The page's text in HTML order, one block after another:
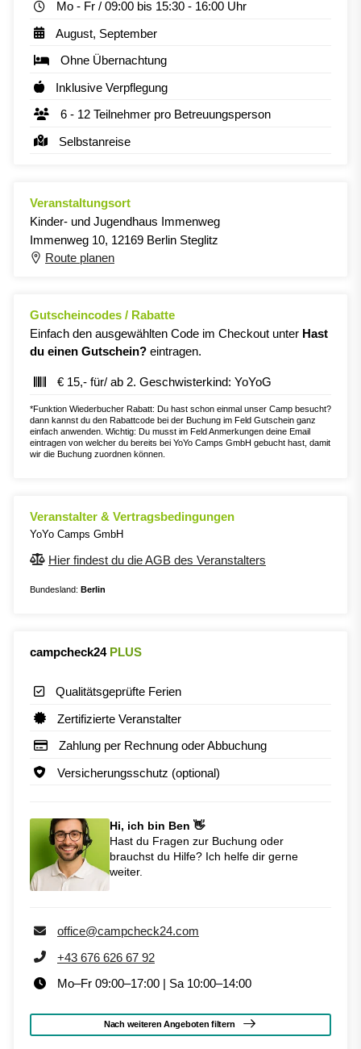
Mo - Fr / 09:00 bis 15:30 - 16:00 Uhr
August, September
Ohne Übernachtung
Inklusive Verpflegung
6 - 12 Teilnehmer pro Betreuungsperson
Selbstanreise
Veranstaltungsort
Kinder- und Jugendhaus Immenweg
Immenweg 10, 12169 Berlin Steglitz
Route planen
Gutscheincodes / Rabatte
Einfach den ausgewählten Code im Checkout unter Hast
du einen Gutschein? eintragen.
€ 15,- für/ ab 2. Geschwisterkind: YoYoG
*Funktion Wiederbucher Rabatt: Du hast schon einmal unser Camp besucht?
dann kannst du den Rabattcode bei der Buchung im Feld Gutschein ganz
einfach anwenden. Wichtig: Du musst im Feld Anmerkungen deine Email
eintragen von welcher du bereits bei YoYo Camps GmbH gebucht hast, damit
wir die Buchung zuordnen können.
Veranstalter & Vertragsbedingungen
YoYo Camps GmbH
Hier findest du die AGB des Veranstalters
Bundesland: Berlin
campcheck24 PLUS
Qualitätsgeprüfte Ferien
Zertifizierte Veranstalter
Zahlung per Rechnung oder Abbuchung
Versicherungsschutz (optional)
Hi, ich bin Ben 👋
Hast du Fragen zur Buchung oder
brauchst du Hilfe? Ich helfe dir gerne
weiter.
office@campcheck24.com
+43 676 626 67 92
Mo–Fr 09:00–17:00 | Sa 10:00–14:00
Nach weiteren Angeboten filtern